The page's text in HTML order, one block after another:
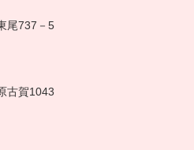
尾737－5
古賀1043